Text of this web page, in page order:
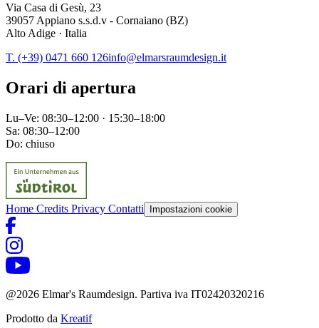
Via Casa di Gesù, 23
39057 Appiano s.s.d.v - Cornaiano (BZ)
Alto Adige · Italia
T. (+39) 0471 660 126info@elmarsraumdesign.it
Orari di apertura
Lu–Ve: 08:30–12:00 · 15:30–18:00
Sa: 08:30–12:00
Do: chiuso
Home Credits Privacy Contatti Impostazioni cookie
@2026 Elmar's Raumdesign. Partiva iva IT02420320216
Prodotto da Kreatif